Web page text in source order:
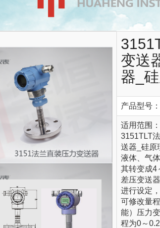
变送
器_
产品型号：
适用范围：
3151TLT
送器_硅原
液体、气
其转变成4
差压变送
进行设定
可修改量
能）压力
程为0～